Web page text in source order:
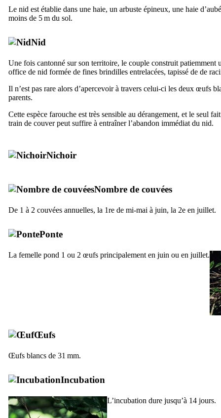
Le nid est établie dans une haie, un arbuste épineux, une haie
moins de 5 m du sol.
Nid
Une fois cantonné sur son territoire, le couple construit patiemment
office de nid formée de fines brindilles entrelacées, tapissé de de
Il n’est pas rare alors d’apercevoir à travers celui-ci les deux œufs
parents.
Cette espèce farouche est très sensible au dérangement, et le seul
train de couver peut suffire à entraîner l’abandon immédiat du nid.
Nichoir
Nombre de couvées
De 1 à 2 couvées annuelles, la 1re de mi-mai à juin, la 2e en juillet.
Ponte
La femelle pond 1 ou 2 œufs principalement en juin ou en juillet.
Œufs
Œufs blancs de 31 mm.
Incubation
L’incubation dure jusqu’à 14 jours.